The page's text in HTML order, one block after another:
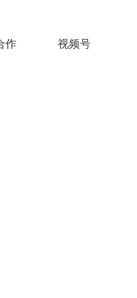
作 视频号